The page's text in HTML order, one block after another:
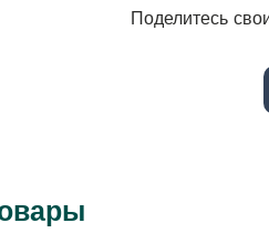
Поделитесь